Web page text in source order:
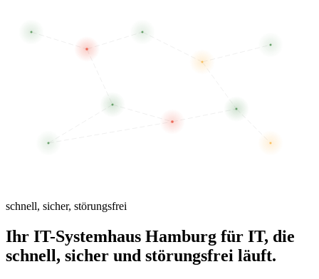
schnell, sicher, störungsfrei
Ihr IT-Systemhaus Hamburg für IT, die
schnell, sicher und störungsfrei läuft.